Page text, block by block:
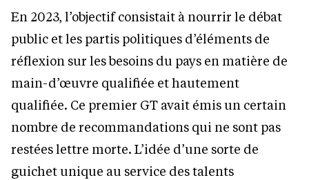
En 2023, l’objectif consistait à nourrir le débat
public et les partis politiques d’éléments de
réflexion sur les besoins du pays en matière de
main-d’œuvre qualifiée et hautement
qualifiée. Ce premier GT avait émis un certain
nombre de recommandations qui ne sont pas
restées lettre morte. L’idée d’une sorte de
guichet unique au service des talents